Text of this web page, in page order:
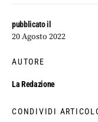
pubblicato il
20 Agosto 2022
AUTORE
La Redazione
CONDIVIDI